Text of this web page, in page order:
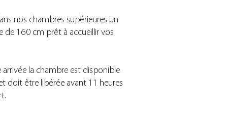
nos chambres supérieures un
de 160 cm prêt à accueillir vos
arrivée la chambre est disponible
doit être libérée avant 11 heures